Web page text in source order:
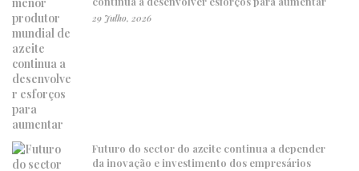
29 Julho, 2026
Futuro do sector do azeite continua a depender
da inovação e investimento dos empresários